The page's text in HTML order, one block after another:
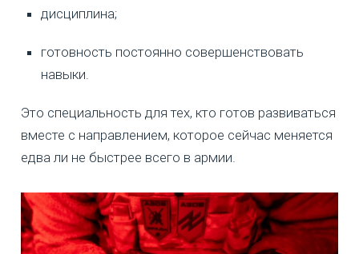
дисциплина;
готовность постоянно совершенствовать
навыки.
Это специальность для тех, кто готов развиваться
вместе с направлением, которое сейчас меняется
едва ли не быстрее всего в армии.